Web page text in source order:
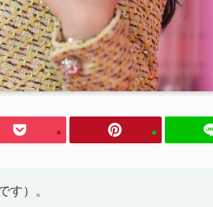
す）。